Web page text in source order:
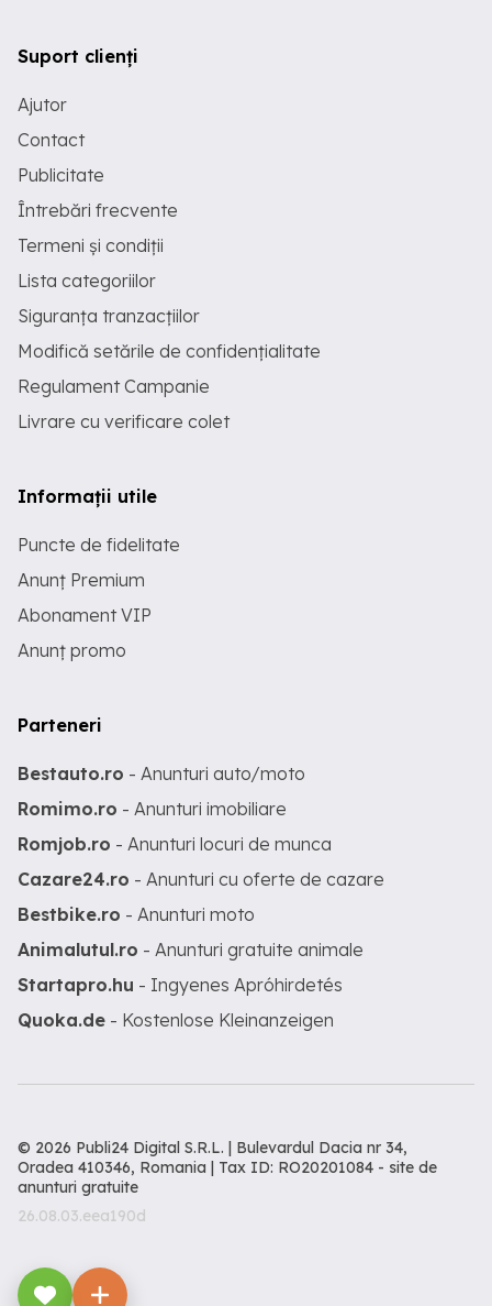
Suport clienți
Ajutor
Contact
Publicitate
Întrebări frecvente
Termeni și condiții
Lista categoriilor
Siguranța tranzacțiilor
Modifică setările de confidențialitate
Regulament Campanie
Livrare cu verificare colet
Informații utile
Puncte de fidelitate
Anunț Premium
Abonament VIP
Anunț promo
Parteneri
Bestauto.ro - Anunturi auto/moto
Romimo.ro - Anunturi imobiliare
Romjob.ro - Anunturi locuri de munca
Cazare24.ro - Anunturi cu oferte de cazare
Bestbike.ro - Anunturi moto
Animalutul.ro - Anunturi gratuite animale
Startapro.hu - Ingyenes Apróhirdetés
Quoka.de - Kostenlose Kleinanzeigen
© 2026 Publi24 Digital S.R.L. | Bulevardul Dacia nr 34,
Oradea 410346, Romania | Tax ID: RO20201084 - site de
anunturi gratuite
26.08.03.eea190d